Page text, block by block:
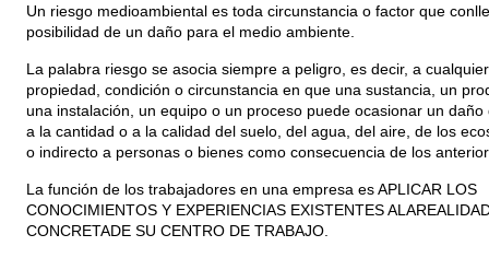
Un riesgo medioambiental es toda circunstancia o factor que
posibilidad de un daño para el medio ambiente.
La palabra riesgo se asocia siempre a peligro, es decir, a cualquier
propiedad, condición o circunstancia en que una sustancia, un
una instalación, un equipo o un proceso puede ocasionar un daño
a la cantidad o a la calidad del suelo, del agua, del aire, de los
o indirecto a personas o bienes como consecuencia de los
La función de los trabajadores en una empresa es APLICAR LOS
CONOCIMIENTOS Y EXPERIENCIAS EXISTENTES
CONCRETADE SU CENTRO DE TRABAJO.